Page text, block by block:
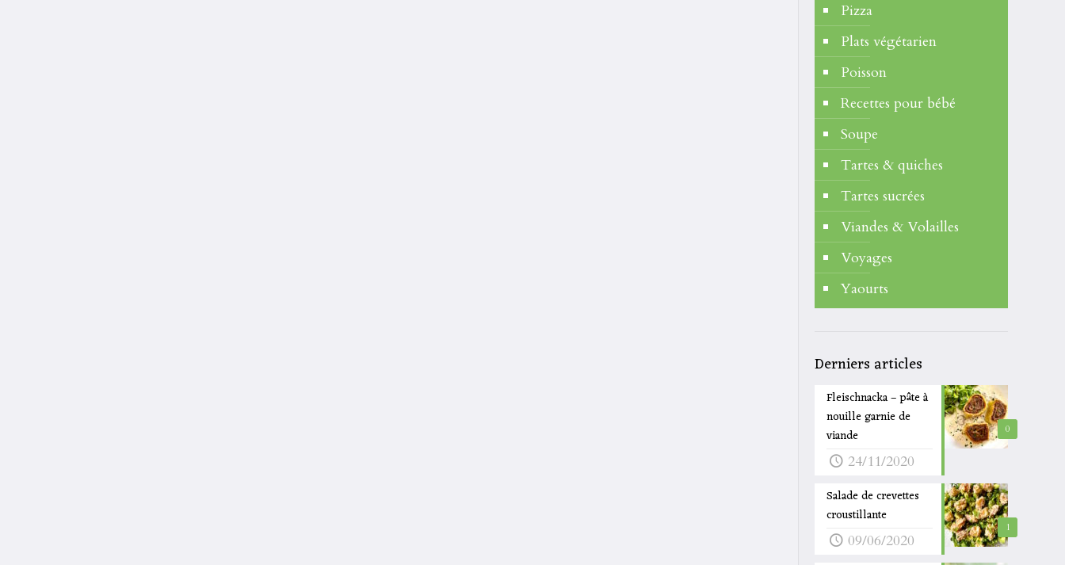
Pizza
Plats végétarien
Poisson
Recettes pour bébé
Soupe
Tartes & quiches
Tartes sucrées
Viandes & Volailles
Voyages
Yaourts
Derniers articles
0
Fleischnacka – pâte à
nouille garnie de
viande
24/11/2020
1
Salade de crevettes
croustillante
09/06/2020